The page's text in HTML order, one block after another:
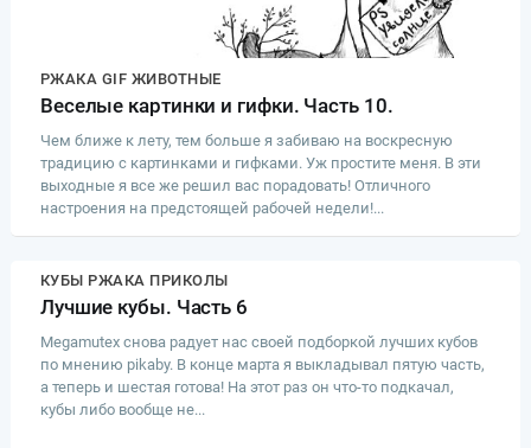
РЖАКА GIF ЖИВОТНЫЕ
Веселые картинки и гифки. Часть 10.
Чем ближе к лету, тем больше я забиваю на воскресную
традицию с картинками и гифками. Уж простите меня. В эти
выходные я все же решил вас порадовать! Отличного
настроения на предстоящей рабочей недели!...
КУБЫ РЖАКА ПРИКОЛЫ
Лучшие кубы. Часть 6
Megamutex снова радует нас своей подборкой лучших кубов
по мнению pikaby. В конце марта я выкладывал пятую часть,
а теперь и шестая готова! На этот раз он что-то подкачал,
кубы либо вообще не...